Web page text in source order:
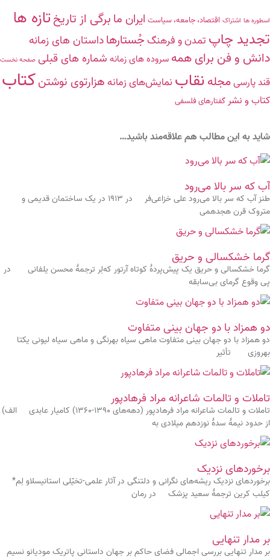
اسطوره ها اشتراک اقتصاد، جامعه، سیاست ایران ما برگی از تاریختازه ها
تجدید چاپ تمدن و فرهنگجُستارها داستان های زمانه
دانش‌ و ‌فن‌ براى همه سروده ‏هاى زمانه شماره های قبلی صفحه نخست
قند پارسی مجله نقاب نمایش‌های زمانه هزارتوی نوشتن کتاب
کتاب و نشر گفتارهاى فلسفى
شاید به این مطالب هم علاقه‌مند باشید…
آب که سر بالا می‌رود
طنز آب که سر بالا می‌رود علی خزاعی‌فر در ۱۹۱۳ در یک ساختمان قدیمی و
متروک قرن هجدهمی
گرما خشکسالی و حریق
گرما خشکسالی و حریق یک پیش‌پردۀ کوتاه آرتور که‌لِر ترجمۀ محسن یلفانی در
پی وقوع گرمای بی‌سابقه
دو همزاد با دو جهان‌ بینی متفاوت
دو همزاد با دو جهان‌ بینی متفاوت ماهی‌ سیاه بهرنگی و ماهی‌ سیاه لیونی یکتا
بهروزی تأثیر
تاملات و تالمات شاعرانه مراد فرهادپور
تاملات و تالمات شاعرانه مراد فرهادپور (دهه‌های ۱۳۹۰-۱۳۶۰) کامیار عابدی الف)
از حدود نیمۀ سدۀ نوزدهم میلادی به
برخوردهای نزدیک
برخوردهای نزدیک ریشه‌های نگرانی و دلتنگی در آثار علمی-تخیّلی استانیسلاو لِم*
کیلب کرین ترجمۀ سعید پزشک در رمان
بر مدار تنهایی
بر مدار تنهایی بررسی اجمالی فضای حاکم بر جهان داستانیِ پاتریک مودیانو نسیم